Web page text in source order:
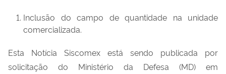
Inclusão do campo de quantidade na unidade
comercializada.
Esta Notícia Siscomex está sendo publicada por
solicitação do Ministério da Defesa (MD) em